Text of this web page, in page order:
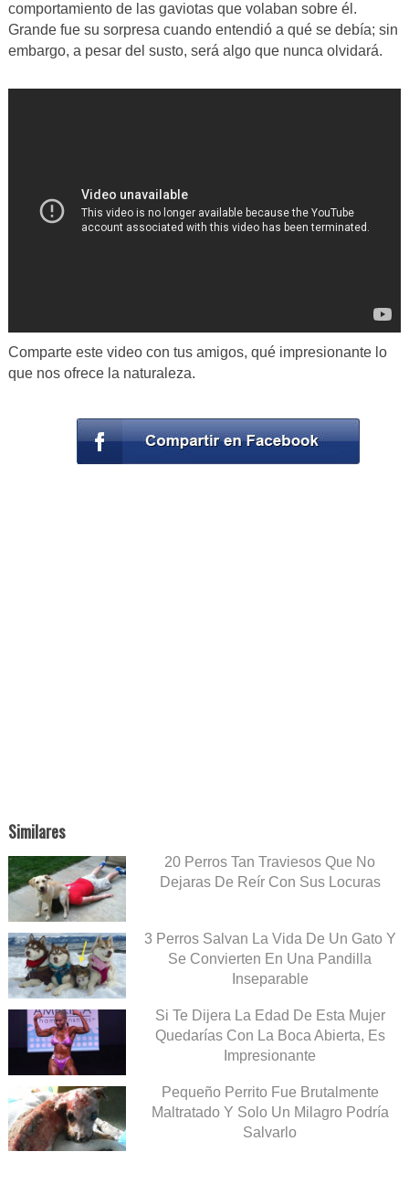
comportamiento de las gaviotas que volaban sobre él.
Grande fue su sorpresa cuando entendió a qué se debía; sin
embargo, a pesar del susto, será algo que nunca olvidará.
Comparte este video con tus amigos, qué impresionante lo
que nos ofrece la naturaleza.
Similares
20 Perros Tan Traviesos Que No
Dejaras De Reír Con Sus Locuras
3 Perros Salvan La Vida De Un Gato Y
Se Convierten En Una Pandilla
Inseparable
Si Te Dijera La Edad De Esta Mujer
Quedarías Con La Boca Abierta, Es
Impresionante
Pequeño Perrito Fue Brutalmente
Maltratado Y Solo Un Milagro Podría
Salvarlo